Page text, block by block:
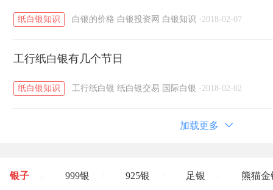
纸白银知识 白银的价格 白银投资网 白银知识 · 2018-02-07
工行纸白银有几个节日
纸白银知识 工行纸白银 纸白银交易 国际白银 · 2018-02-02
加载更多
银子 999银 925银 足银 熊猫金